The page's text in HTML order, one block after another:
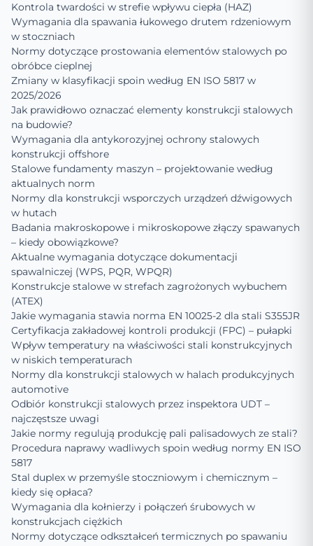
Kontrola twardości w strefie wpływu ciepła (HAZ)
Wymagania dla spawania łukowego drutem rdzeniowym
w stoczniach
Normy dotyczące prostowania elementów stalowych po
obróbce cieplnej
Zmiany w klasyfikacji spoin według EN ISO 5817 w
2025/2026
Jak prawidłowo oznaczać elementy konstrukcji stalowych
na budowie?
Wymagania dla antykorozyjnej ochrony stalowych
konstrukcji offshore
Stalowe fundamenty maszyn – projektowanie według
aktualnych norm
Normy dla konstrukcji wsporczych urządzeń dźwigowych
w hutach
Badania makroskopowe i mikroskopowe złączy spawanych
– kiedy obowiązkowe?
Aktualne wymagania dotyczące dokumentacji
spawalniczej (WPS, PQR, WPQR)
Konstrukcje stalowe w strefach zagrożonych wybuchem
(ATEX)
Jakie wymagania stawia norma EN 10025-2 dla stali S355JR
Certyfikacja zakładowej kontroli produkcji (FPC) – pułapki
Wpływ temperatury na właściwości stali konstrukcyjnych
w niskich temperaturach
Normy dla konstrukcji stalowych w halach produkcyjnych
automotive
Odbiór konstrukcji stalowych przez inspektora UDT –
najczęstsze uwagi
Jakie normy regulują produkcję pali palisadowych ze stali?
Procedura naprawy wadliwych spoin według normy EN ISO
5817
Stal duplex w przemyśle stoczniowym i chemicznym –
kiedy się opłaca?
Wymagania dla kołnierzy i połączeń śrubowych w
konstrukcjach ciężkich
Normy dotyczące odkształceń termicznych po spawaniu